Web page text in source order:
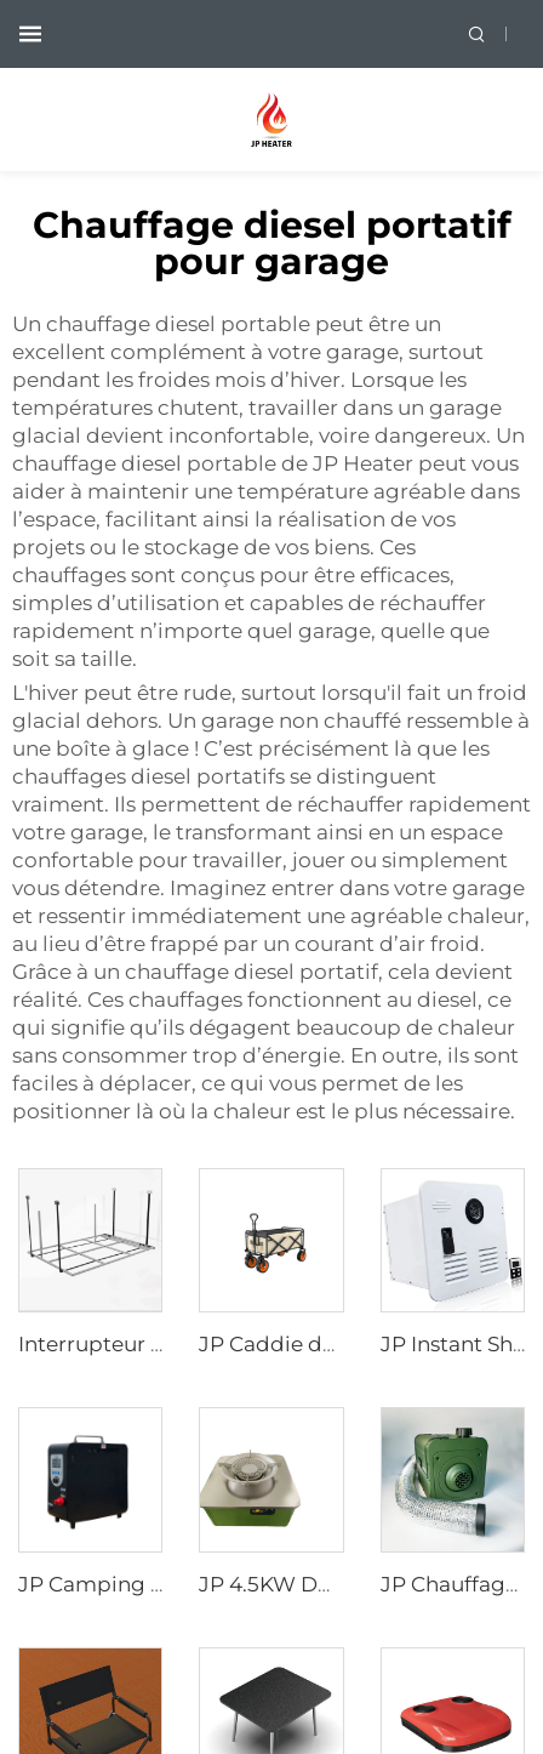
Chauffage diesel portatif
pour garage
Un chauffage diesel portable peut être un
excellent complément à votre garage, surtout
pendant les froides mois d’hiver. Lorsque les
températures chutent, travailler dans un garage
glacial devient inconfortable, voire dangereux. Un
chauffage diesel portable de JP Heater peut vous
aider à maintenir une température agréable dans
l’espace, facilitant ainsi la réalisation de vos
projets ou le stockage de vos biens. Ces
chauffages sont conçus pour être efficaces,
simples d’utilisation et capables de réchauffer
rapidement n’importe quel garage, quelle que
soit sa taille.
L'hiver peut être rude, surtout lorsqu'il fait un froid
glacial dehors. Un garage non chauffé ressemble à
une boîte à glace ! C’est précisément là que les
chauffages diesel portatifs se distinguent
vraiment. Ils permettent de réchauffer rapidement
votre garage, le transformant ainsi en un espace
confortable pour travailler, jouer ou simplement
vous détendre. Imaginez entrer dans votre garage
et ressentir immédiatement une agréable chaleur,
au lieu d’être frappé par un courant d’air froid.
Grâce à un chauffage diesel portatif, cela devient
réalité. Ces chauffages fonctionnent au diesel, ce
qui signifie qu’ils dégagent beaucoup de chaleur
sans consommer trop d’énergie. En outre, ils sont
faciles à déplacer, ce qui vous permet de les
positionner là où la chaleur est le plus nécessaire.
Interrupteur mécanique JP RV Véhicule de loisirs Accessoires pour camping-car Appareils électriques pour camping-car Van aménagé DIY Électrique Aluminium LIT LÉVIER JP Caddie de Courses Extérieur Pliant Chariot de Pique-nique Caddie de Camping Wagon à Plateforme Pliable JP Instant Shower Porte Noire et Blanche avec Télérégulateur Chauffe-eau Gaz Sans Réservoir pour VR
JP Camping Extérieur VR Vente en Gros Chauffe-eau Gaz Sans Réservoir à Propane Conception Attractive Portable JP 4.5KW DC12V Diesel Poêle Portable pour Camping-car Camionnette Portable Voiture Caravane RV Poêle au Diesel JP Chauffage diesel portable à génération d'électricité intégrée, rigoureusement sélectionné, pour véhicules récréatifs (RV) et chauffage de stationnement, adapté aux tentes et aux camping-cars